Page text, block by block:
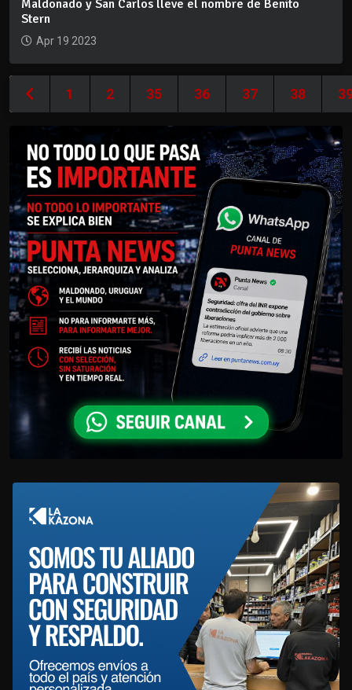
Maldonado y San Carlos lleve el nombre de Benito
Stern
Apr 19 2023
1 2 35 36 37 38